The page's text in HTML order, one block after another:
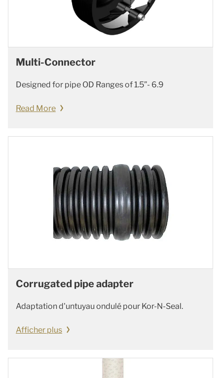
Multi-Connector
Designed for pipe OD Ranges of 1.5”- 6.9
Read More
Corrugated pipe adapter
Adaptation d'untuyau ondulé pour Kor-N-Seal.
Afficher plus